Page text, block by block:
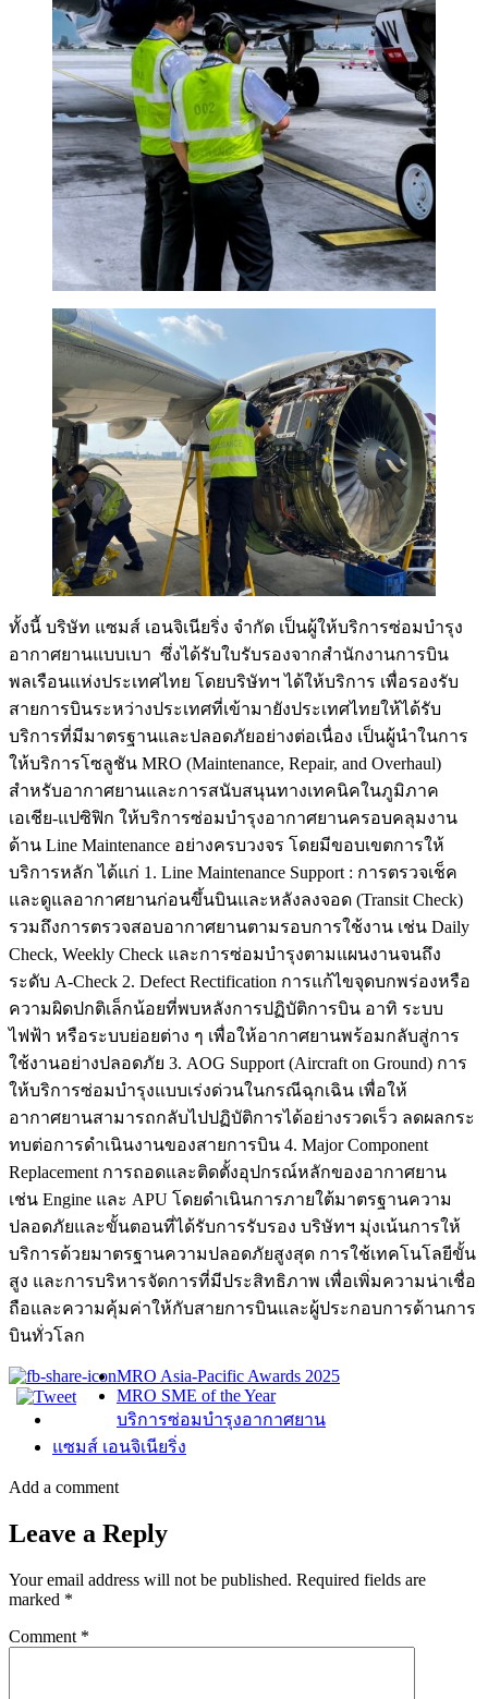
ทั้งนี้ บริษัท แซมส์ เอนจิเนียริ่ง จำกัด เป็นผู้ให้บริการซ่อมบำรุง
อากาศยานแบบเบา ซึ่งได้รับใบรับรองจากสำนักงานการบิน
พลเรือนแห่งประเทศไทย โดยบริษัทฯ ได้ให้บริการ เพื่อรองรับ
สายการบินระหว่างประเทศที่เข้ามายังประเทศไทยให้ได้รับ
บริการที่มีมาตรฐานและปลอดภัยอย่างต่อเนื่อง เป็นผู้นำในการ
ให้บริการโซลูชัน MRO (Maintenance, Repair, and Overhaul)
สำหรับอากาศยานและการสนับสนุนทางเทคนิคในภูมิภาค
เอเชีย-แปซิฟิก ให้บริการซ่อมบำรุงอากาศยานครอบคลุมงาน
ด้าน Line Maintenance อย่างครบวงจร โดยมีขอบเขตการให้
บริการหลัก ได้แก่ 1. Line Maintenance Support : การตรวจเช็ค
และดูแลอากาศยานก่อนขึ้นบินและหลังลงจอด (Transit Check)
รวมถึงการตรวจสอบอากาศยานตามรอบการใช้งาน เช่น Daily
Check, Weekly Check และการซ่อมบำรุงตามแผนงานจนถึง
ระดับ A-Check 2. Defect Rectification การแก้ไขจุดบกพร่องหรือ
ความผิดปกติเล็กน้อยที่พบหลังการปฏิบัติการบิน อาทิ ระบบ
ไฟฟ้า หรือระบบย่อยต่าง ๆ เพื่อให้อากาศยานพร้อมกลับสู่การ
ใช้งานอย่างปลอดภัย 3. AOG Support (Aircraft on Ground) การ
ให้บริการซ่อมบำรุงแบบเร่งด่วนในกรณีฉุกเฉิน เพื่อให้
อากาศยานสามารถกลับไปปฏิบัติการได้อย่างรวดเร็ว ลดผลกระ
ทบต่อการดำเนินงานของสายการบิน 4. Major Component
Replacement การถอดและติดตั้งอุปกรณ์หลักของอากาศยาน
เช่น Engine และ APU โดยดำเนินการภายใต้มาตรฐานความ
ปลอดภัยและขั้นตอนที่ได้รับการรับรอง บริษัทฯ มุ่งเน้นการให้
บริการด้วยมาตรฐานความปลอดภัยสูงสุด การใช้เทคโนโลยีขั้น
สูง และการบริหารจัดการที่มีประสิทธิภาพ เพื่อเพิ่มความน่าเชื่อ
ถือและความคุ้มค่าให้กับสายการบินและผู้ประกอบการด้านการ
บินทั่วโลก
MRO Asia-Pacific Awards 2025
MRO SME of the Year
บริการซ่อมบำรุงอากาศยาน
แซมส์ เอนจิเนียริ่ง
Add a comment
Leave a Reply
Your email address will not be published. Required fields are
marked *
Comment *